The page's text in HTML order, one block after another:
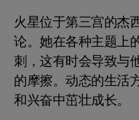
火星位于第三宫的杰
论。她在各种主题上
刺，这有时会导致与
的摩擦。动态的生活
和兴奋中茁壮成长。